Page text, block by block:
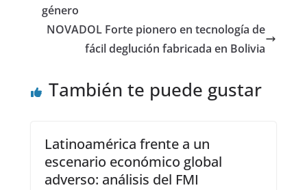
género
NOVADOL Forte pionero en tecnología de
fácil deglución fabricada en Bolivia
También te puede gustar
Latinoamérica frente a un
escenario económico global
adverso: análisis del FMI